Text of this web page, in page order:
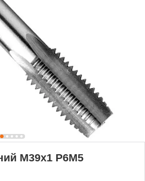
М39х1 Р6М5